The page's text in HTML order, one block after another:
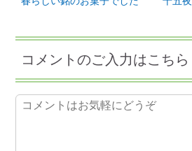
コメントのご入力はこちら